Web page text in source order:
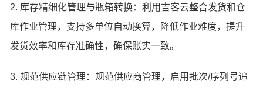
2. 库存精细化管理与瓶箱转换：利用吉客云整合发货和仓
库作业管理，支持多单位自动换算，降低作业难度，提升
发货效率和库存准确性，确保账实一致。
3. 规范供应链管理：规范供应商管理，启用批次/序列号追